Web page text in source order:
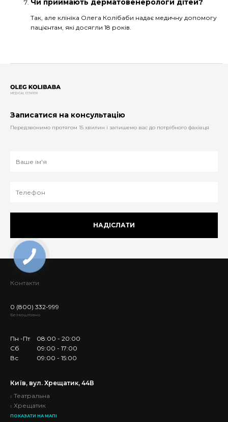
Чи приймають дерматовенерологи дітей?
Так, але клініка Олега Колібаби надає медичну допомогу
пацієнтам, які досягли 18 років.
Записатися на консультацію
Передзвонимо протягом 15 хвилин і запишемо вас до потрібного фахівця
НАДІСЛАТИ
Контакти
0 (800) 332-999
Безкоштовно
Пн -Пт
08:00 - 20:00
Сб
09:00 - 17:00
Вс
09:00 - 15:00
Київ, вул. Хрещатик, 44В
Театральна
Хрещатик
ПОКАЗАТИ НА МАПІ